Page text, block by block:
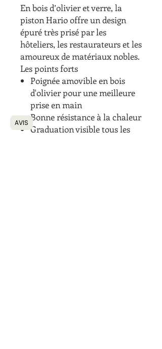
En bois d’olivier et verre, la
piston Hario offre un design
épuré très prisé par les
hôteliers, les restaurateurs et les
amoureux de matériaux nobles.
Les points forts
Poignée amovible en bois
d'olivier pour une meilleure
prise en main
Bonne résistance à la chaleur
Graduation visible tous les
AVIS